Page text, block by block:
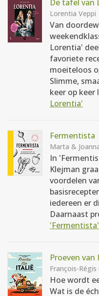
De tafel van
Lorentia Veppi
Van
Lorentia'
favoriete
moeiteloos
Slimme,
keer op keer
Lorentia'
Fermentista
Marta &
In
Klejman
voordelen
iedereen er
Daarnaast
'Fermentista'
Proeven van
François-Régis
Hoe wordt
Wat is de